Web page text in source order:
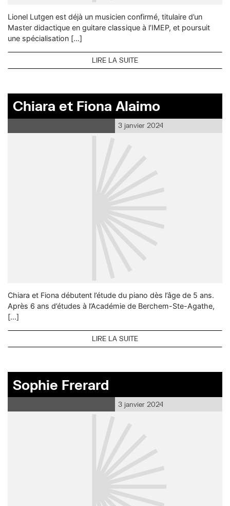
Lionel Lutgen est déjà un musicien confirmé, titulaire d’un
Master didactique en guitare classique à l’IMEP, et poursuit
une spécialisation […]
LIRE LA SUITE
Chiara et Fiona Alaimo
3 janvier 2024
Chiara et Fiona débutent l’étude du piano dès l’âge de 5 ans.
Après 6 ans d’études à l’Académie de Berchem-Ste-Agathe,
[…]
LIRE LA SUITE
Sophie Frerard
3 janvier 2024